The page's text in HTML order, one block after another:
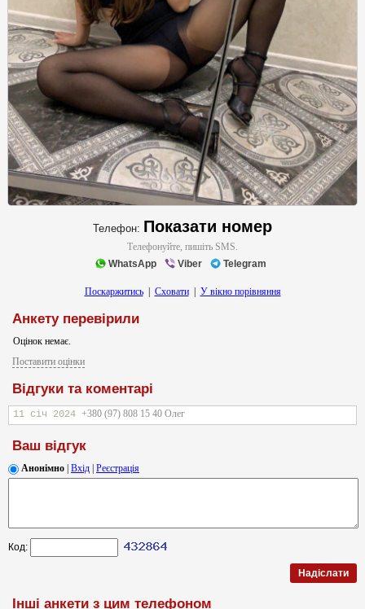
Телефон: Показати номер
Телефонуйте, пишіть SMS.
WhatsApp
Viber Telegram
Поскаржитись| Сховати| У вікно порівняння
Анкету перевірили
Оцінок немає.
Поставити оцінки
Відгуки та коментарі
11 січ 2024 +380 (97) 808 15 40 Олег
Ваш відгук
Анонімно Вхід Реєстрація
Код:
Інші анкети з цим телефоном